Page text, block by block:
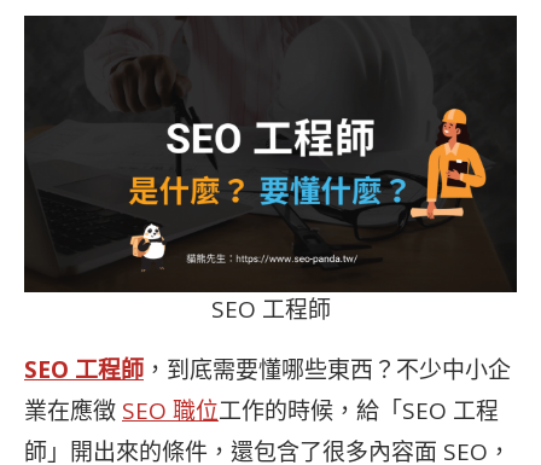
SEO 工程師
SEO 工程師 ，到底需要懂哪些東西？不少中小企
業在應徵 SEO 職位工作的時候，給「SEO 工程
師」開出來的條件，還包含了很多內容面 SEO，